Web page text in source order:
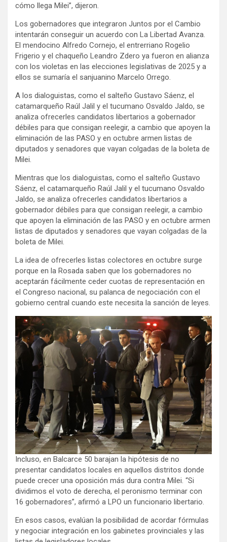
cómo llega Milei”, dijeron.
Los gobernadores que integraron Juntos por el Cambio
intentarán conseguir un acuerdo con La Libertad Avanza.
El mendocino Alfredo Cornejo, el entrerriano Rogelio
Frigerio y el chaqueño Leandro Zdero ya fueron en alianza
con los violetas en las elecciones legislativas de 2025 y a
ellos se sumaría el sanjuanino Marcelo Orrego.
A los dialoguistas, como el salteño Gustavo Sáenz, el
catamarqueño Raúl Jalil y el tucumano Osvaldo Jaldo, se
analiza ofrecerles candidatos libertarios a gobernador
débiles para que consigan reelegir, a cambio que apoyen la
eliminación de las PASO y en octubre armen listas de
diputados y senadores que vayan colgadas de la boleta de
Milei.
Mientras que los dialoguistas, como el salteño Gustavo
Sáenz, el catamarqueño Raúl Jalil y el tucumano Osvaldo
Jaldo, se analiza ofrecerles candidatos libertarios a
gobernador débiles para que consigan reelegir, a cambio
que apoyen la eliminación de las PASO y en octubre armen
listas de diputados y senadores que vayan colgadas de la
boleta de Milei.
La idea de ofrecerles listas colectores en octubre surge
porque en la Rosada saben que los gobernadores no
aceptarán fácilmente ceder cuotas de representación en
el Congreso nacional, su palanca de negociación con el
gobierno central cuando este necesita la sanción de leyes.
Incluso, en Balcarce 50 barajan la hipótesis de no
presentar candidatos locales en aquellos distritos donde
puede crecer una oposición más dura contra Milei. “Si
dividimos el voto de derecha, el peronismo terminar con
16 gobernadores”, afirmó a LPO un funcionario libertario.
En esos casos, evalúan la posibilidad de acordar fórmulas
y negociar integración en los gabinetes provinciales y las